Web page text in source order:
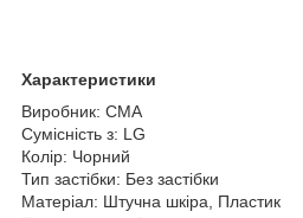
Характеристики
Виробник: CМА
Сумісність з: LG
Колір: Чорний
Тип застібки: Без застібки
Матеріал: Штучна шкіра, Пластик